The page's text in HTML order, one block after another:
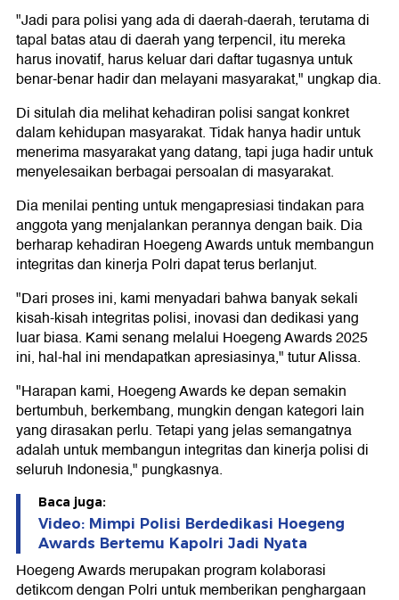
"Jadi para polisi yang ada di daerah-daerah, terutama di
tapal batas atau di daerah yang terpencil, itu mereka
harus inovatif, harus keluar dari daftar tugasnya untuk
benar-benar hadir dan melayani masyarakat," ungkap dia.
Di situlah dia melihat kehadiran polisi sangat konkret
dalam kehidupan masyarakat. Tidak hanya hadir untuk
menerima masyarakat yang datang, tapi juga hadir untuk
menyelesaikan berbagai persoalan di masyarakat.
Dia menilai penting untuk mengapresiasi tindakan para
anggota yang menjalankan perannya dengan baik. Dia
berharap kehadiran Hoegeng Awards untuk membangun
integritas dan kinerja Polri dapat terus berlanjut.
"Dari proses ini, kami menyadari bahwa banyak sekali
kisah-kisah integritas polisi, inovasi dan dedikasi yang
luar biasa. Kami senang melalui Hoegeng Awards 2025
ini, hal-hal ini mendapatkan apresiasinya," tutur Alissa.
"Harapan kami, Hoegeng Awards ke depan semakin
bertumbuh, berkembang, mungkin dengan kategori lain
yang dirasakan perlu. Tetapi yang jelas semangatnya
adalah untuk membangun integritas dan kinerja polisi di
seluruh Indonesia," pungkasnya.
Baca juga:
Video: Mimpi Polisi Berdedikasi Hoegeng
Awards Bertemu Kapolri Jadi Nyata
Hoegeng Awards merupakan program kolaborasi
detikcom dengan Polri untuk memberikan penghargaan